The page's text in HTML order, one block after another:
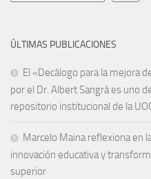
ÚLTIMAS PUBLICACIONES
El «Decálogo para la mejora
por el Dr. Albert Sangrà es uno
repositorio institucional de la
Marcelo Maina reflexiona en
innovación educativa y
superior